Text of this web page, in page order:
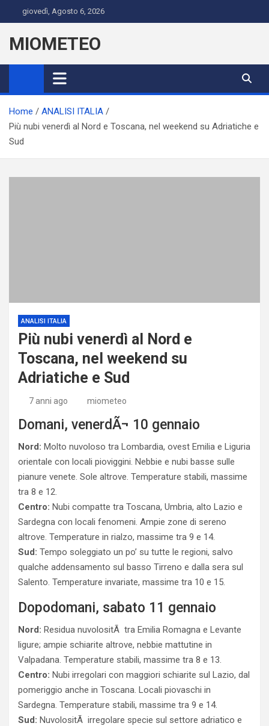
to
content
giovedì, Agosto 6, 2026
MIOMETEO
Home
ANALISI ITALIA
Più nubi venerdì al Nord e Toscana, nel weekend su Adriatiche e
Sud
ANALISI ITALIA
Più nubi venerdì al Nord e
Toscana, nel weekend su
Adriatiche e Sud
7 anni ago miometeo
Domani, venerdÃ¬ 10 gennaio
Nord: Molto nuvoloso tra Lombardia, ovest Emilia e Liguria
orientale con locali pioviggini. Nebbie e nubi basse sulle
pianure venete. Sole altrove. Temperature stabili, massime
tra 8 e 12.
Centro: Nubi compatte tra Toscana, Umbria, alto Lazio e
Sardegna con locali fenomeni. Ampie zone di sereno
altrove. Temperature in rialzo, massime tra 9 e 14.
Sud: Tempo soleggiato un po’ su tutte le regioni, salvo
qualche addensamento sul basso Tirreno e dalla sera sul
Salento. Temperature invariate, massime tra 10 e 15.
Dopodomani, sabato 11 gennaio
Nord: Residua nuvolositÃ tra Emilia Romagna e Levante
ligure; ampie schiarite altrove, nebbie mattutine in
Valpadana. Temperature stabili, massime tra 8 e 13.
Centro: Nubi irregolari con maggiori schiarite sul Lazio, dal
pomeriggio anche in Toscana. Locali piovaschi in
Sardegna. Temperature stabili, massime tra 9 e 14.
Sud: NuvolositÃ irregolare specie sul settore adriatico e